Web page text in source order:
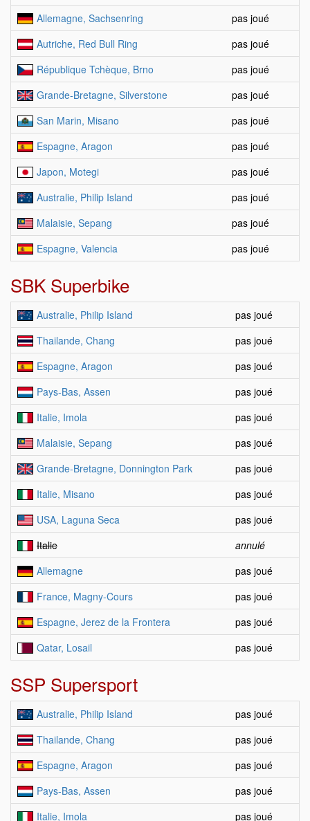
Allemagne, Sachsenring
pas joué
Autriche, Red Bull Ring
pas joué
République Tchèque, Brno
pas joué
Grande-Bretagne, Silverstone
pas joué
San Marin, Misano
pas joué
Espagne, Aragon
pas joué
Japon, Motegi
pas joué
Australie, Philip Island
pas joué
Malaisie, Sepang
pas joué
Espagne, Valencia
pas joué
SBK Superbike
Australie, Philip Island
pas joué
Thailande, Chang
pas joué
Espagne, Aragon
pas joué
Pays-Bas, Assen
pas joué
Italie, Imola
pas joué
Malaisie, Sepang
pas joué
Grande-Bretagne, Donnington Park
pas joué
Italie, Misano
pas joué
USA, Laguna Seca
pas joué
Italie
annulé
Allemagne
pas joué
France, Magny-Cours
pas joué
Espagne, Jerez de la Frontera
pas joué
Qatar, Losail
pas joué
SSP Supersport
Australie, Philip Island
pas joué
Thailande, Chang
pas joué
Espagne, Aragon
pas joué
Pays-Bas, Assen
pas joué
Italie, Imola
pas joué